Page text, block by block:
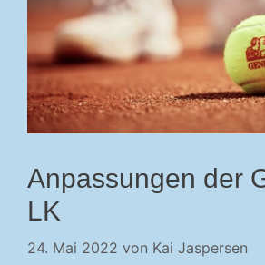
Anpassungen der
LK
24. Mai 2022 von Kai Jaspersen